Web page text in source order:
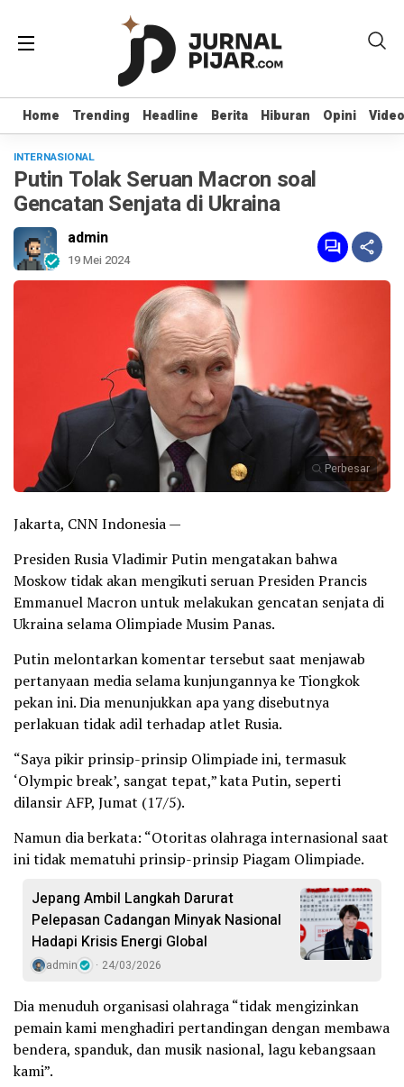
Home Trending Headline Berita Hiburan Opini Video
Home Trending Headline Berita Hiburan Opini Video
INTERNASIONAL
Putin Tolak Seruan Macron soal
Gencatan Senjata di Ukraina
admin
19 Mei 2024
Perbesar
Jakarta, CNN Indonesia —
Presiden Rusia Vladimir Putin mengatakan bahwa
Moskow tidak akan mengikuti seruan Presiden Prancis
Emmanuel Macron untuk melakukan gencatan senjata di
Ukraina selama Olimpiade Musim Panas.
Putin melontarkan komentar tersebut saat menjawab
pertanyaan media selama kunjungannya ke Tiongkok
pekan ini. Dia menunjukkan apa yang disebutnya
perlakuan tidak adil terhadap atlet Rusia.
“Saya pikir prinsip-prinsip Olimpiade ini, termasuk
‘Olympic break’, sangat tepat,” kata Putin, seperti
dilansir AFP, Jumat (17/5).
Namun dia berkata: “Otoritas olahraga internasional saat
ini tidak mematuhi prinsip-prinsip Piagam Olimpiade.
Jepang Ambil Langkah Darurat
Pelepasan Cadangan Minyak Nasional
Hadapi Krisis Energi Global
admin 24/03/2026
Dia menuduh organisasi olahraga “tidak mengizinkan
pemain kami menghadiri pertandingan dengan membawa
bendera, spanduk, dan musik nasional, lagu kebangsaan
kami”.